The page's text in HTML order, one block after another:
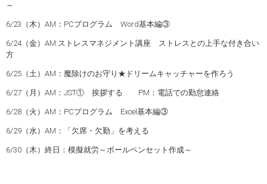
～
6/23（木）AM：PCプログラム Word基本編③
6/24（金）AM:ストレスマネジメント講座 ストレスとの上手な付き合い
方
6/25（土）AM：魔除けのお守り★ドリームキャッチャーを作ろう
6/27（月）AM：JST① 挨拶する PM：電話での勤怠連絡
6/28（火）AM：PCプログラム Excel基本編③
6/29（水）AM：「欠席・欠勤」を考える
6/30（木）終日：模擬就労～ボールペンセット作成～